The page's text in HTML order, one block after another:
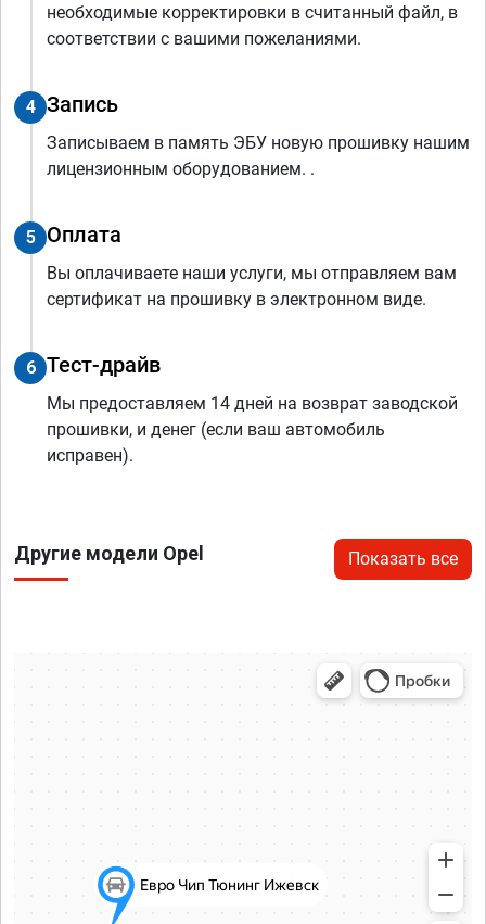
необходимые корректировки в считанный файл, в
соответствии с вашими пожеланиями.
4 Запись
Записываем в память ЭБУ новую прошивку нашим
лицензионным оборудованием. .
5 Оплата
Вы оплачиваете наши услуги, мы отправляем вам
сертификат на прошивку в электронном виде.
6 Тест-драйв
Мы предоставляем 14 дней на возврат заводской
прошивки, и денег (если ваш автомобиль
исправен).
Другие модели Opel Показать все